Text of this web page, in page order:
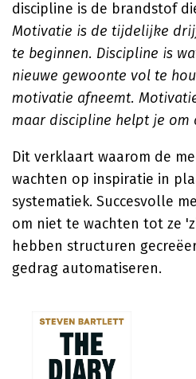
discipline is de brandstof
Motivatie is de tijdelijke
te beginnen. Discipline is
nieuwe gewoonte vol te
motivatie afneemt.
maar discipline helpt je om
Dit verklaart waarom de
wachten op inspiratie in
systematiek. Succesvolle
om niet te wachten tot ze
hebben structuren
gedrag automatiseren.